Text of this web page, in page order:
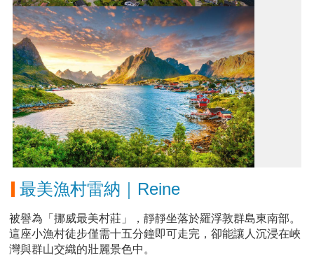
最美漁村雷納｜Reine
被譽為「挪威最美村莊」，靜靜坐落於羅浮敦群島東南部。
這座小漁村徒步僅需十五分鐘即可走完，卻能讓人沉浸在峽
灣與群山交織的壯麗景色中。